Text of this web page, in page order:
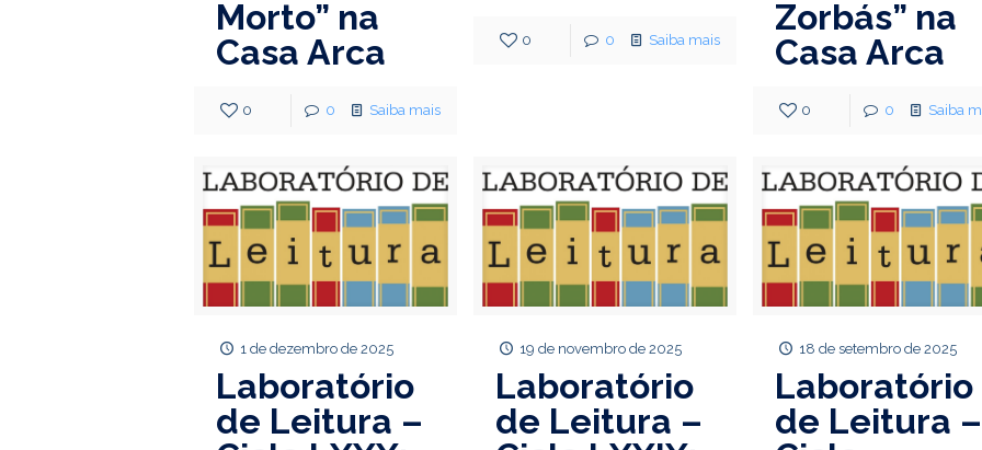
Morto” na
Casa Arca
0 0 Saiba mais
0 0 Saiba mais
Zorbás” na
Casa Arca
0 0 Saiba
1 de dezembro de 2025
Laboratório
de Leitura –
19 de novembro de 2025
Laboratório
de Leitura –
18 de setembro de 2025
Laboratório
de Leitura –